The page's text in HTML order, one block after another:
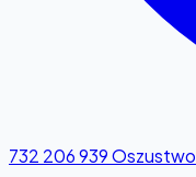
732 206 939Oszustwo